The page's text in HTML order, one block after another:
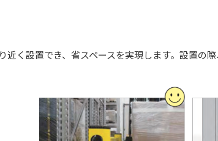
近く設置でき、省スペースを実現します。設置